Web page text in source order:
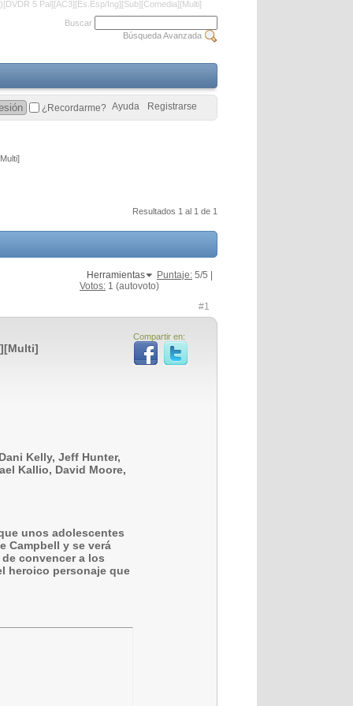
5 Pal][AC3][Es.Esp/Ing][Sub][Comedia][Multi]
Resultados 1 al 1 de 1
Herramientas Puntaje: 5/5 |
Votos: 1 (autovoto)
#1
Compartir en:
Kelly, Jeff Hunter,
Kallio, David Moore,
unos adolescentes
Campbell y se verá
convencer a los
heroico personaje que
Buscar
Búsqueda Avanzada
Registrarse
Ayuda
¿Recordarme?